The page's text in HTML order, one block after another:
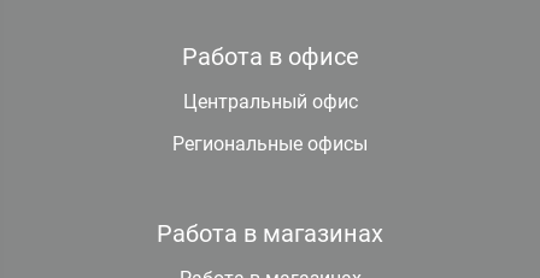
Работа в офисе
Центральный офис
Региональные офисы
Работа в магазинах